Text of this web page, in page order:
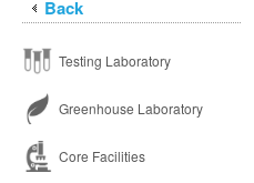
Back
Testing Laboratory
Greenhouse Laboratory
Core Facilities